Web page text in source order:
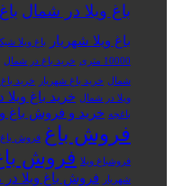
باغ ویلا در شمال
باغ ویلا شهریار باغ ویلا
10000 متری
خرید باغ در شمال
شمال خرید باغ شهریار خرید باغ
ویلا در شمال خرید باغ ویلا
باغچه خرید و فروش باغ
فروش باغ فروش باغ 1000 متری
فروشباغ ویلا فروش
شهریار
فروش باغ ویلا در